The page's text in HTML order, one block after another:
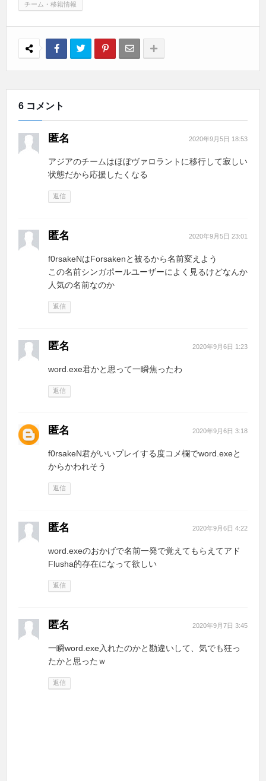
チーム・移籍情報
6 コメント
匿名 2020年9月5日 18:53
アジアのチームはほぼヴァロラントに移行して寂しい
状態だから応援したくなる
返信
匿名 2020年9月5日 23:01
f0rsakeNはForsakenと被るから名前変えよう
この名前シンガポールユーザーによく見るけどなんか
人気の名前なのか
返信
匿名 2020年9月6日 1:23
word.exe君かと思って一瞬焦ったわ
返信
匿名 2020年9月6日 3:18
f0rsakeN君がいいプレイする度コメ欄でword.exeと
からかわれそう
返信
匿名 2020年9月6日 4:22
word.exeのおかげで名前一発で覚えてもらえてアド
Flusha的存在になって欲しい
返信
匿名 2020年9月7日 3:45
一瞬word.exe入れたのかと勘違いして、気でも狂っ
たかと思ったｗ
返信